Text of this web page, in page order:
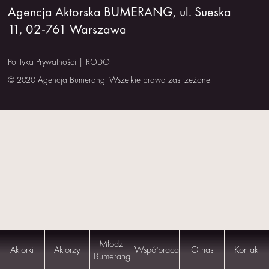
NAS
Aktorki Aktorzy
Młodzi
Bumerang Współpraca O nas Kontakt
Agencja Aktorska BUMERANG, ul. Sueska
11, 02-761 Warszawa
Polityka Prywatności | RODO
© 2020 Agencja Bumerang. Wszelkie prawa zastrzeżone.